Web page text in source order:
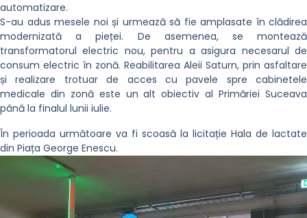
automatizare.
S-au adus mesele noi și urmează să fie amplasate în clădirea
modernizată a pieței. De asemenea, se montează
transformatorul electric nou, pentru a asigura necesarul de
consum electric în zonă. Reabilitarea Aleii Saturn, prin asfaltare
și realizare trotuar de acces cu pavele spre cabinetele
medicale din zonă este un alt obiectiv al Primăriei Suceava
până la finalul lunii iulie.
În perioada următoare va fi scoasă la licitație Hala de lactate
din Piața George Enescu.